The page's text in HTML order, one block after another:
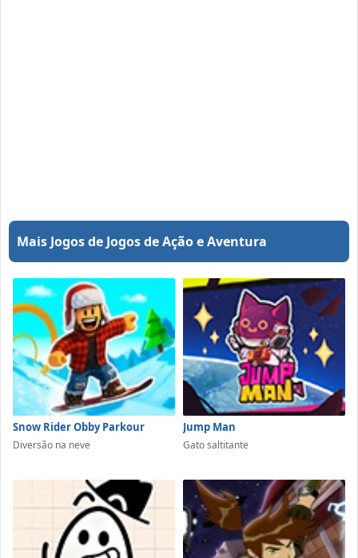
Mais Jogos de Jogos de Ação e Aventura
Snow Rider Obby Parkour
Diversão na neve
Jump Man
Gato saltitante